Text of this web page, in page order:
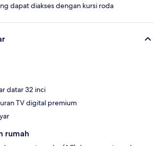
dapat diakses dengan kursi roda
datar 32 inci
TV digital premium
rumah